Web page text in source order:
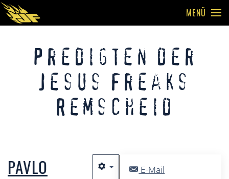
MENÜ
Predigten der
Jesus Freaks
Remscheid
E-Mail
PAVLO